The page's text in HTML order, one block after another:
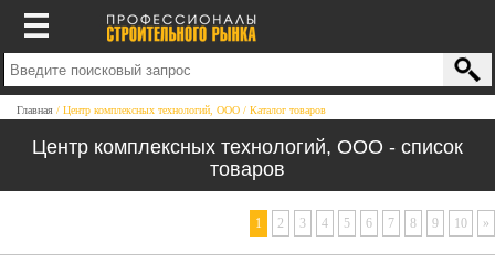
Главная Центр комплексных технологий, ООО Каталог товаров
Центр комплексных технологий, ООО - список
товаров
1 2 3 4 5 6 7 8 9 10 »